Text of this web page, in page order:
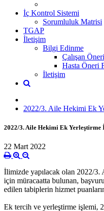
İç Kontrol Sistemi
Sorumluluk Matrisi
TGAP
İletişim
Bilgi Edinme
Çalışan
Hasta Öneri
İletişim
2022/3. Aile Hekimi Ek
2022/3. Aile Hekimi Ek Yerleştirme
22 Mart 2022
İlimizde yapılacak olan 2022/
için müracaatta bulunan,
edilen tabiplerin hizmet
Ek tercih ve yerleştirme işlemi,